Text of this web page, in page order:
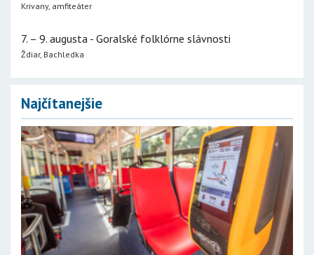
Krivany, amfiteáter
7. – 9. augusta - Goralské folklórne slávnosti
Ždiar, Bachledka
Najčítanejšie